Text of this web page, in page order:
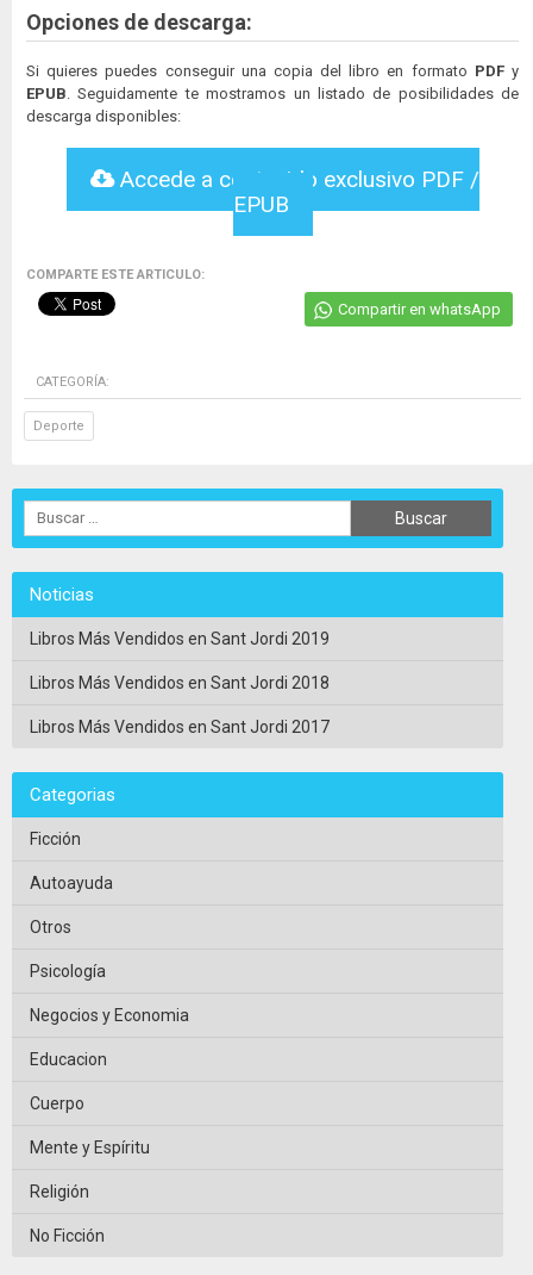
Opciones de descarga:
Si quieres puedes conseguir una copia del libro en formato PDFy
EPUB . Seguidamente te mostramos un listado de posibilidades de
descarga disponibles:
Accede a contenido exclusivo PDF /
EPUB
COMPARTE ESTE ARTICULO:
Compartir en whatsApp
CATEGORÍA:
Deporte
Noticias
Libros Más Vendidos en Sant Jordi 2019
Libros Más Vendidos en Sant Jordi 2018
Libros Más Vendidos en Sant Jordi 2017
Categorias
Ficción
Autoayuda
Otros
Psicología
Negocios y Economia
Educacion
Cuerpo
Mente y Espíritu
Religión
No Ficción